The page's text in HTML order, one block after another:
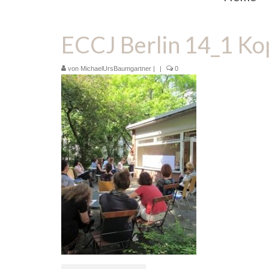
ECCJ Berlin 14_1
von MichaelUrsBaumgartner | | 0